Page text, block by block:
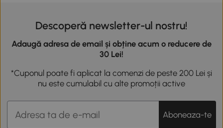
Descoperă newsletter-ul nostru!
Adaugă adresa de email și obține acum o reducere de
30 Lei!
*Cuponul poate fi aplicat la comenzi de peste 200 Lei și
nu este cumulabil cu alte promoții active
Aboneaza-te